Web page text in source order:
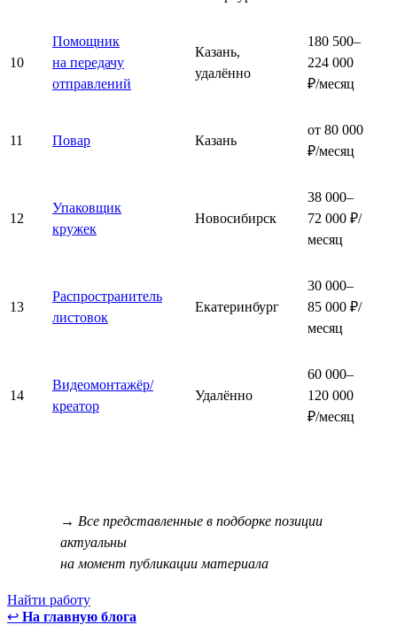
10
Помощник
на передачу
отправлений
Казань,
удалённо
180 500–
224 000
₽/месяц
11 Повар Казань
от 80 000
₽/месяц
12
Упаковщик
кружек
Новосибирск
38 000–
72 000 ₽/
месяц
13
Распространитель
листовок
Екатеринбург
30 000–
85 000 ₽/
месяц
14
Видеомонтажёр/
креатор
Удалённо
60 000–
120 000
₽/месяц
→ Все представленные в подборке позиции
актуальны
на момент публикации материала
Найти работу
↩ На главную блога